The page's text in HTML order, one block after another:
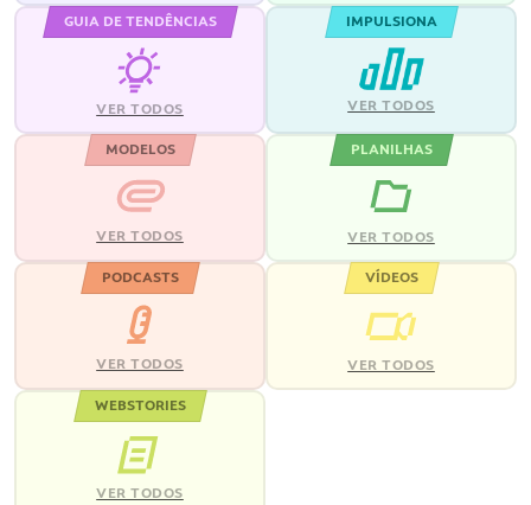
GUIA DE TENDÊNCIAS
VER TODOS
IMPULSIONA
VER TODOS
MODELOS
VER TODOS
PLANILHAS
VER TODOS
PODCASTS
VER TODOS
VÍDEOS
VER TODOS
WEBSTORIES
VER TODOS